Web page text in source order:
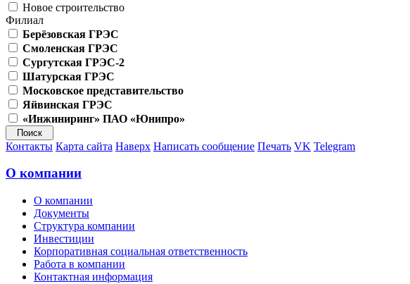
Новое строительство
Филиал
Берёзовская ГРЭС
Смоленская ГРЭС
Сургутская ГРЭС-2
Шатурская ГРЭС
Московское представительство
Яйвинская ГРЭС
«Инжиниринг» ПАО «Юнипро»
Контакты Карта сайта Наверх Написать сообщение Печать VK Telegram
О компании
О компании
Документы
Структура компании
Инвестиции
Корпоративная социальная ответственность
Работа в компании
Контактная информация